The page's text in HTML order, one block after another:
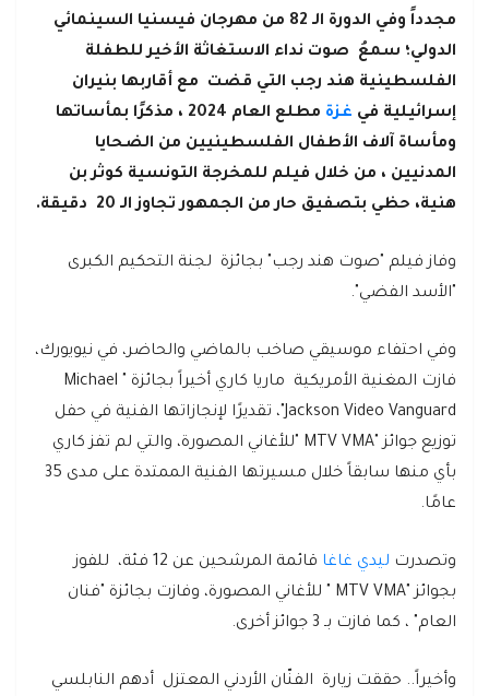
مجدداً وفي الدورة الـ 82 من مهرجان فيسنيا السينمائي
الدولي؛ سمعُ صوت نداء الاستغاثة الأخير للطفلة
الفلسطينية هند رجب التي قضت مع أقاربها بنيران
إسرائيلية في غزة
مطلع العام 2024 ، مذكرًا بمأساتها
ومأساة آلاف الأطفال الفلسطينيين من الضحايا
المدنيين ، من خلال فيلم للمخرجة التونسية كوثر بن
هنية، حظي بتصفيق حار من الجمهور تجاوز الـ 20 دقيقة.
وفاز فيلم "صوت هند رجب" بجائزة لجنة التحكيم الكبرى
"الأسد الفضي".
وفي احتفاء موسيقي صاخب بالماضي والحاضر، في نيويورك،
فازت المغنية الأمريكية ماريا كاري أخيراً بجائزة " Michael
Jackson Video Vanguard"، تقديرًا لإنجازاتها الفنية في حفل
توزيع جوائز "MTV VMA "للأغاني المصورة، والتي لم تفز كاري
بأي منها سابقاً خلال مسيرتها الفنية الممتدة على مدى 35
عامًا.
وتصدرت ليدي غاغا
قائمة المرشحين عن 12 فئة، للفوز
بجوائز "MTV VMA " للأغاني المصورة، وفازت بجائزة "فنان
العام" ، كما فازت بـ 3 جوائز أخرى.
وأخيراً.. حققت زيارة الفنّان الأردني المعتزل أدهم النابلسي